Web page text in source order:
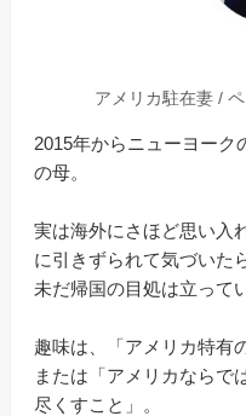
アメリカ駐在妻 /
2015年からニューヨーク
の母。
実は海外にさほど思い入
に引きずられて気づいた
未だ帰国の目処は立って
趣味は、「アメリカ特有
または「アメリカならで
尽くすこと」。